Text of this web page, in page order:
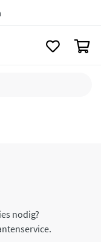
nodig?